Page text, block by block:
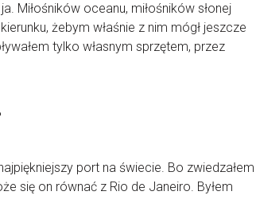
Miłośników oceanu, miłośników słonej
żebym właśnie z nim mógł jeszcze
tylko własnym sprzętem, przez
port na świecie. Bo zwiedzałem
się on równać z Rio de Janeiro. Byłem